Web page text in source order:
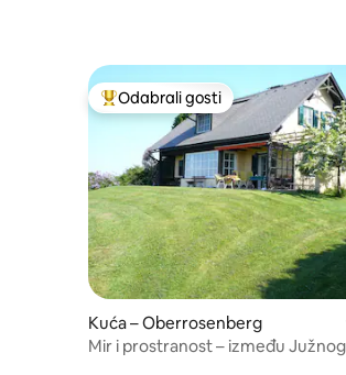
Među najviše rangiranima s
Odabrali gosti
Kuća – Oberrosenberg
Mir i prostranost – između Južnog